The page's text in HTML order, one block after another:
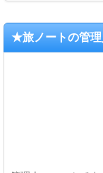
★旅ノートの管